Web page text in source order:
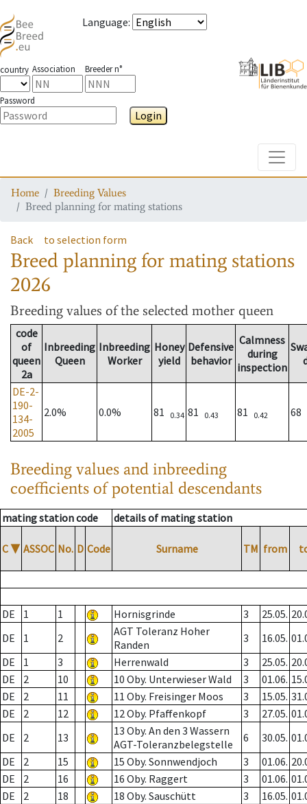
Language:
country Association Breeder n°
Password
Login
Home
Breeding Values
Breed planning for mating stations
Back to selection form
Breed planning for mating stations
2026
Breeding values of the selected mother queen
code
of
queen
2a
Inbreeding
Queen
Inbreeding
Worker
Honey
yield
Defensive
behavior
Calmness
during
inspection
DE-2-
190-
134-
2005
2.0% 0.0% 81 0.34 81 0.43 81 0.42 68
Breeding values and inbreeding
coefficients of potential descendants
mating station code details of mating station
C ▼ ASSOC No. D Code Surname TM from
DE 1 1 Hornisgrinde 3 25.05.
DE
1 2
AGT Toleranz Hoher
Randen
3 16.05.
DE
1 3 Herrenwald 3 25.05.
DE
2 10 10 Oby. Unterwieser Wald 3 01.06.
DE
2 11 11 Oby. Freisinger Moos 3 15.05.
DE
2 12 12 Oby. Pfaffenkopf 3 27.05.
DE
2 13
13 Oby. An den 3 Wassern
AGT-Toleranzbelegstelle
6 30.05.
DE
2 15 15 Oby. Sonnwendjoch 3 01.06.
DE
2 16 16 Oby. Raggert 3 01.06.
DE
2 18 18 Oby. Sauschütt 3 16.05.